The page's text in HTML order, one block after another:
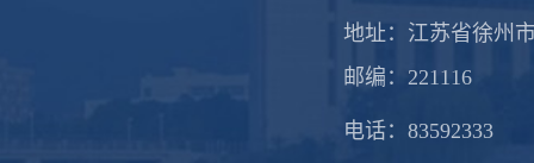
地址：江苏省徐州
邮编：221116
电话：83592333